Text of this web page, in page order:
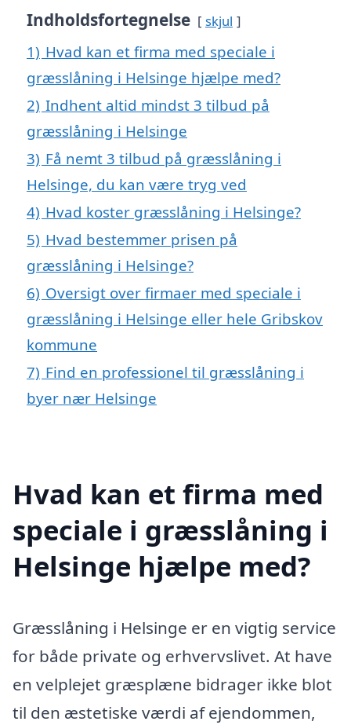
Indholdsfortegnelse skjul
1) Hvad kan et firma med speciale i
græsslåning i Helsinge hjælpe med?
2) Indhent altid mindst 3 tilbud på
græsslåning i Helsinge
3) Få nemt 3 tilbud på græsslåning i
Helsinge, du kan være tryg ved
4) Hvad koster græsslåning i Helsinge?
5) Hvad bestemmer prisen på
græsslåning i Helsinge?
6) Oversigt over firmaer med speciale i
græsslåning i Helsinge eller hele Gribskov
kommune
7) Find en professionel til græsslåning i
byer nær Helsinge
Hvad kan et firma med
speciale i græsslåning i
Helsinge hjælpe med?
Græsslåning i Helsinge er en vigtig service
for både private og erhvervslivet. At have
en velplejet græsplæne bidrager ikke blot
til den æstetiske værdi af ejendommen,